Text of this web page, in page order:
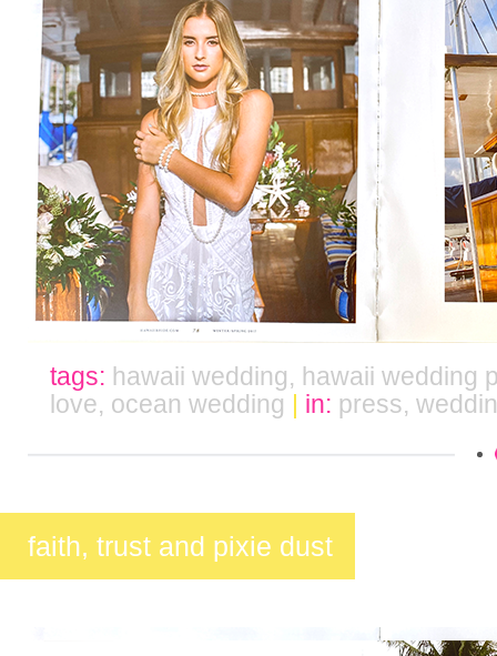
tags: hawaii wedding, hawaii wedding
love, ocean wedding | in: press,
faith, trust and pixie dust